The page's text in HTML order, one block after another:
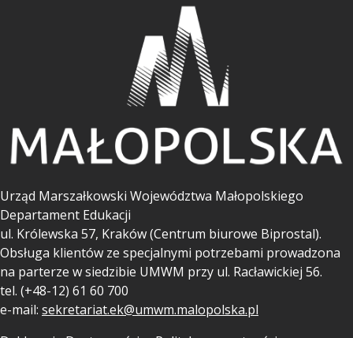
Urząd Marszałkowski Województwa Małopolskiego
Departament Edukacji
ul. Królewska 57, Kraków (Centrum biurowe Biprostal).
Obsługa klientów ze specjalnymi potrzebami prowadzona
na parterze w siedzibie UMWM przy ul. Racławickiej 56.
tel. (+48-12) 61 60 700
e-mail: sekretariat.ek@umwm.malopolska.pl